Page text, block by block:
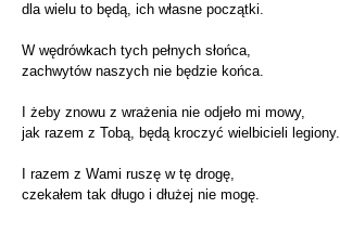
dla wielu to będą, ich własne początki.
W wędrówkach tych pełnych słońca,
zachwytów naszych nie będzie końca.
I żeby znowu z wrażenia nie odjeło mi mowy,
jak razem z Tobą, będą kroczyć wielbicieli legiony.
I razem z Wami ruszę w tę drogę,
czekałem tak długo i dłużej nie mogę.